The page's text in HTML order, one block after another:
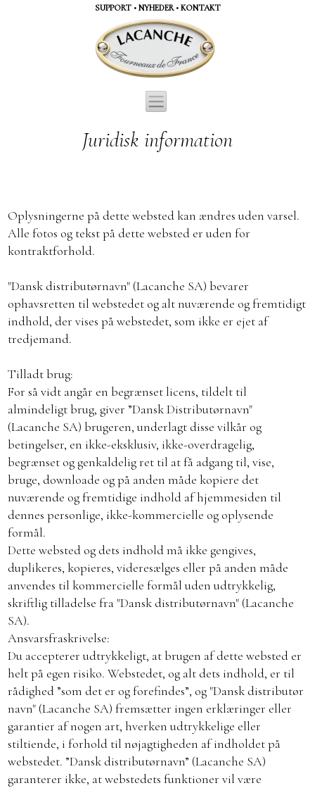
SUPPORT• NYHEDER• KONTAKT
Juridisk information
Oplysningerne på dette websted kan ændres uden varsel.
Alle fotos og tekst på dette websted er uden for
kontraktforhold.
"Dansk distributørnavn" (Lacanche SA) bevarer
ophavsretten til webstedet og alt nuværende og fremtidigt
indhold, der vises på webstedet, som ikke er ejet af
tredjemand.
Tilladt brug:
For så vidt angår en begrænset licens, tildelt til
almindeligt brug, giver ”Dansk Distributørnavn"
(Lacanche SA) brugeren, underlagt disse vilkår og
betingelser, en ikke-eksklusiv, ikke-overdragelig,
begrænset og genkaldelig ret til at få adgang til, vise,
bruge, downloade og på anden måde kopiere det
nuværende og fremtidige indhold af hjemmesiden til
dennes personlige, ikke-kommercielle og oplysende
formål.
Dette websted og dets indhold må ikke gengives,
duplikeres, kopieres, videresælges eller på anden måde
anvendes til kommercielle formål uden udtrykkelig,
skriftlig tilladelse fra "Dansk distributørnavn" (Lacanche
SA).
Ansvarsfraskrivelse:
Du accepterer udtrykkeligt, at brugen af dette websted er
helt på egen risiko. Webstedet, og alt dets indhold, er til
rådighed ”som det er og forefindes”, og "Dansk distributør
navn" (Lacanche SA) fremsætter ingen erklæringer eller
garantier af nogen art, hverken udtrykkelige eller
stiltiende, i forhold til nøjagtigheden af indholdet på
webstedet. ”Dansk distributørnavn” (Lacanche SA)
garanterer ikke, at webstedets funktioner vil være
CCookie-styringspanel